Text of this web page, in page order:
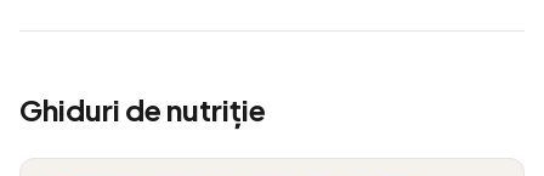
Ghiduri de nutriție